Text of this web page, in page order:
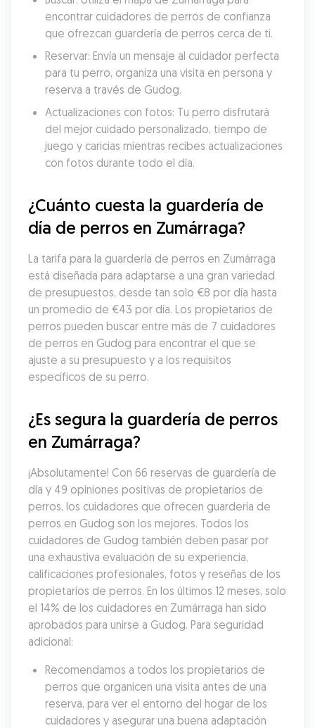
encontrar cuidadores de perros de confianza
que ofrezcan guardería de perros cerca de ti.
Reservar: Envía un mensaje al cuidador perfecta
para tu perro, organiza una visita en persona y
reserva a través de Gudog.
Actualizaciones con fotos: Tu perro disfrutará
del mejor cuidado personalizado, tiempo de
juego y caricias mientras recibes actualizaciones
con fotos durante todo el día.
¿Cuánto cuesta la guardería de
día de perros en Zumárraga?
La tarifa para la guardería de perros en Zumárraga
está diseñada para adaptarse a una gran variedad
de presupuestos, desde tan solo €8 por día hasta
un promedio de €43 por día. Los propietarios de
perros pueden buscar entre más de 7 cuidadores
de perros en Gudog para encontrar el que se
ajuste a su presupuesto y a los requisitos
específicos de su perro.
¿Es segura la guardería de perros
en Zumárraga?
¡Absolutamente! Con 66 reservas de guardería de
día y 49 opiniones positivas de propietarios de
perros, los cuidadores que ofrecen guardería de
perros en Gudog son los mejores. Todos los
cuidadores de Gudog también deben pasar por
una exhaustiva evaluación de su experiencia,
calificaciones profesionales, fotos y reseñas de los
propietarios de perros. En los últimos 12 meses, solo
el 14% de los cuidadores en Zumárraga han sido
aprobados para unirse a Gudog. Para seguridad
adicional:
Recomendamos a todos los propietarios de
perros que organicen una visita antes de una
reserva, para ver el entorno del hogar de los
cuidadores y asegurar una buena adaptación